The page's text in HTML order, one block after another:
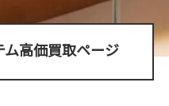
ム高価買取ページ